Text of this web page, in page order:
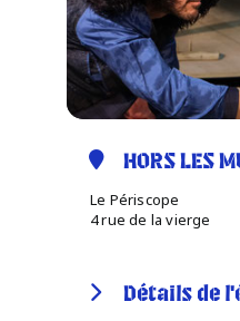
HORS LES
Le Périscope
4 rue de la vierge
Détails de